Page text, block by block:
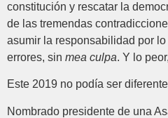
constitución y rescatar la
de las tremendas
asumir la responsabilidad por
errores, sin mea culpa. Y lo
Este 2019 no podía ser
Nombrado presidente de una